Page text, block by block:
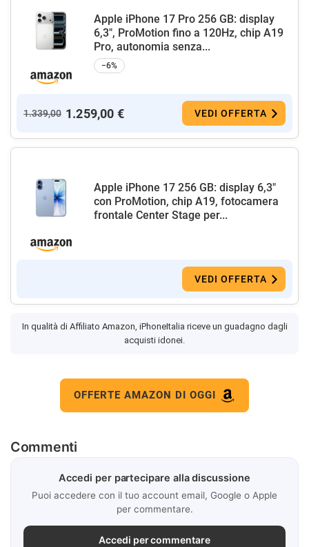
Apple iPhone 17 Pro 256 GB: display
6,3", ProMotion fino a 120Hz, chip A19
Pro, autonomia senza...
−6%
1.339,00 1.259,00 € VEDI OFFERTA
Apple iPhone 17 256 GB: display 6,3"
con ProMotion, chip A19, fotocamera
frontale Center Stage per...
VEDI OFFERTA
In qualità di Affiliato Amazon, iPhoneItalia riceve un guadagno dagli
acquisti idonei.
OFFERTE AMAZON DI OGGI
Commenti
Accedi per partecipare alla discussione
Puoi accedere con il tuo account email, Google o Apple
per commentare.
Accedi per commentare